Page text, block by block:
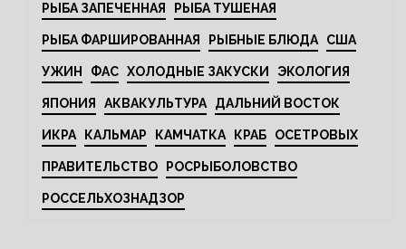
РЫБА ЗАПЕЧЕННАЯ РЫБА ТУШЕНАЯ
РЫБА ФАРШИРОВАННАЯ РЫБНЫЕ БЛЮДА США
УЖИН ФАС ХОЛОДНЫЕ ЗАКУСКИ ЭКОЛОГИЯ
ЯПОНИЯ АКВАКУЛЬТУРА ДАЛЬНИЙ ВОСТОК
ИКРА КАЛЬМАР КАМЧАТКА КРАБ ОСЕТРОВЫХ
ПРАВИТЕЛЬСТВО РОСРЫБОЛОВСТВО
РОССЕЛЬХОЗНАДЗОР